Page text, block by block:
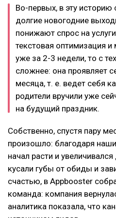
Во-первых, в эту историю
долгие новогодние
понижают спрос на
текстовая оптимизация
уже за 2-3 недели, то с
сложнее: она проявляет
месяца, т. е. ведет себя
родители вручили уже
на будущий праздник.
Собственно, спустя пару
произошло: благодаря
начал расти и
кусали губы от обиды и
счастью, в Appbooster
команда: компания
аналитика показала, что